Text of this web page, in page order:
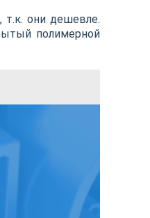
т.к. они дешевле.
полимерной